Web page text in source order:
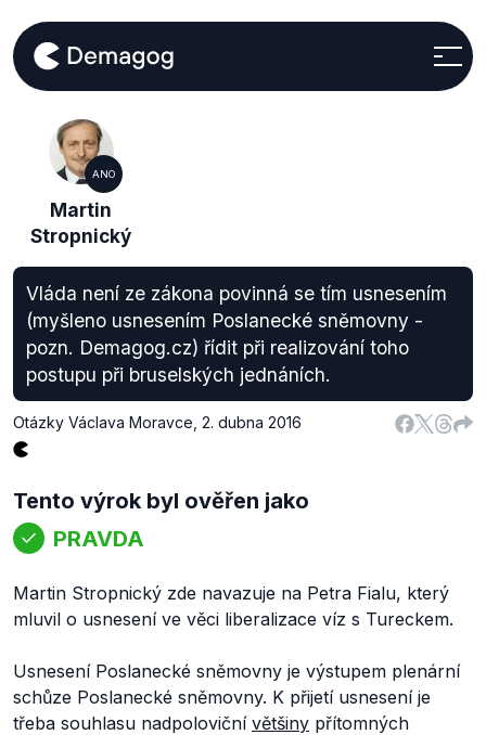
ANO
Martin
Stropnický
Vláda není ze zákona povinná se tím usnesením
(myšleno usnesením Poslanecké sněmovny -
pozn. Demagog.cz) řídit při realizování toho
postupu při bruselských jednáních.
Otázky Václava Moravce 2. dubna 2016
Tento výrok byl ověřen jako
PRAVDA
Martin Stropnický zde navazuje na Petra Fialu, který
mluvil o usnesení ve věci liberalizace víz s Tureckem.
Usnesení Poslanecké sněmovny je výstupem plenární
schůze Poslanecké sněmovny. K přijetí usnesení je
třeba souhlasu nadpoloviční většiny přítomných